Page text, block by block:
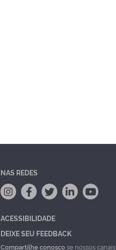
NAS REDES
ACESSIBILIDADE
DEIXE SEU FEEDBACK
Compartilhe conoscose nossos canais